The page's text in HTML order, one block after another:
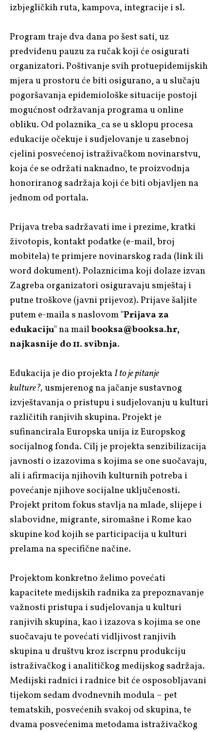
izbjegličkih ruta, kampova, integracije i sl.
Program traje dva dana po šest sati, uz
predviđenu pauzu za ručak koji će osigurati
organizatori. Poštivanje svih protuepidemijskih
mjera u prostoru će biti osigurano, a u slučaju
pogoršavanja epidemiološke situacije postoji
mogućnost održavanja programa u online
obliku. Od polaznika_ca se u sklopu procesa
edukacije očekuje i sudjelovanje u zasebnoj
cjelini posvećenoj istraživačkom novinarstvu,
koja će se održati naknadno, te proizvodnja
honoriranog sadržaja koji će biti objavljen na
jednom od portala.
Prijava treba sadržavati ime i prezime, kratki
životopis, kontakt podatke (e-mail, broj
mobitela) te primjere novinarskog rada (link ili
word dokument). Polaznicima koji dolaze izvan
Zagreba organizatori osiguravaju smještaj i
putne troškove (javni prijevoz). Prijave šaljite
putem e-maila s naslovom "Prijava za
edukaciju" na mailbooksa@booksa.hr,
najkasnije do 11. svibnja.
Edukacija je dio projektaI to je pitanje
kulture?,usmjerenog na jačanje sustavnog
izvještavanja o pristupu i sudjelovanju u kulturi
različitih ranjivih skupina. Projekt je
sufinancirala Europska unija iz Europskog
socijalnog fonda. Cilj je projekta senzibilizacija
javnosti o izazovima s kojima se one suočavaju,
ali i afirmacija njihovih kulturnih potreba i
povećanje njihove socijalne uključenosti.
Projekt pritom fokus stavlja na mlade, slijepe i
slabovidne, migrante, siromašne i Rome kao
skupine kod kojih se participacija u kulturi
prelama na specifične načine.
Projektom konkretno želimo povećati
kapacitete medijskih radnika za prepoznavanje
važnosti pristupa i sudjelovanja u kulturi
ranjivih skupina, kao i izazova s kojima se one
suočavaju te povećati vidljivost ranjivih
skupina u društvu kroz iscrpnu produkciju
istraživačkog i analitičkog medijskog sadržaja.
Medijski radnici i radnice bit će osposobljavani
tijekom sedam dvodnevnih modula – pet
tematskih, posvećenih svakoj od skupina, te
dvama posvećenima metodama istraživačkog